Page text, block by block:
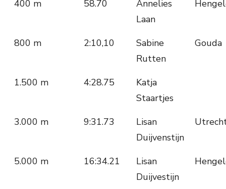
400 m 58.70
Annelies
Laan
800 m 2:10,10
Sabine
Rutten
Gouda
1.500 m 4:28.75
Katja
Staartjes
3.000 m
9:31.73
Lisan
Duijvenstijn
5.000 m 16:34.21
Lisan
Duijvestijn